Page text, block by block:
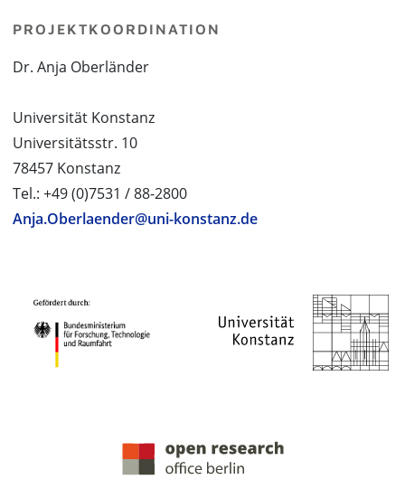
PROJEKTKOORDINATION
Dr. Anja Oberländer
Universität Konstanz
Universitätsstr. 10
78457 Konstanz
Tel.: +49 (0)7531 / 88-2800
Anja.Oberlaender@uni-konstanz.de